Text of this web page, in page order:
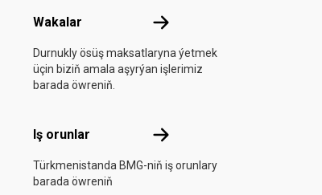
Wakalar Wakalar
Durnukly ösüş maksatlaryna ýetmek
üçin biziň amala aşyrýan işlerimiz
barada öwreniň.
Iş orunlar Iş orunlar
Türkmenistanda BMG-niň iş orunlary
barada öwreniň